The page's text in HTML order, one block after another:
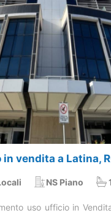
vendita a Latina,
NS Piano
uso ufficio in